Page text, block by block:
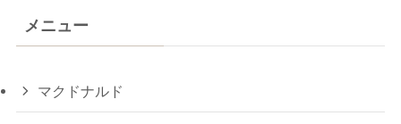
メニュー
マクドナルド